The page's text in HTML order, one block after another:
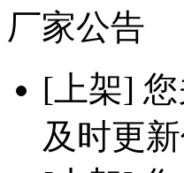
厂家公告
[上架]
及时更